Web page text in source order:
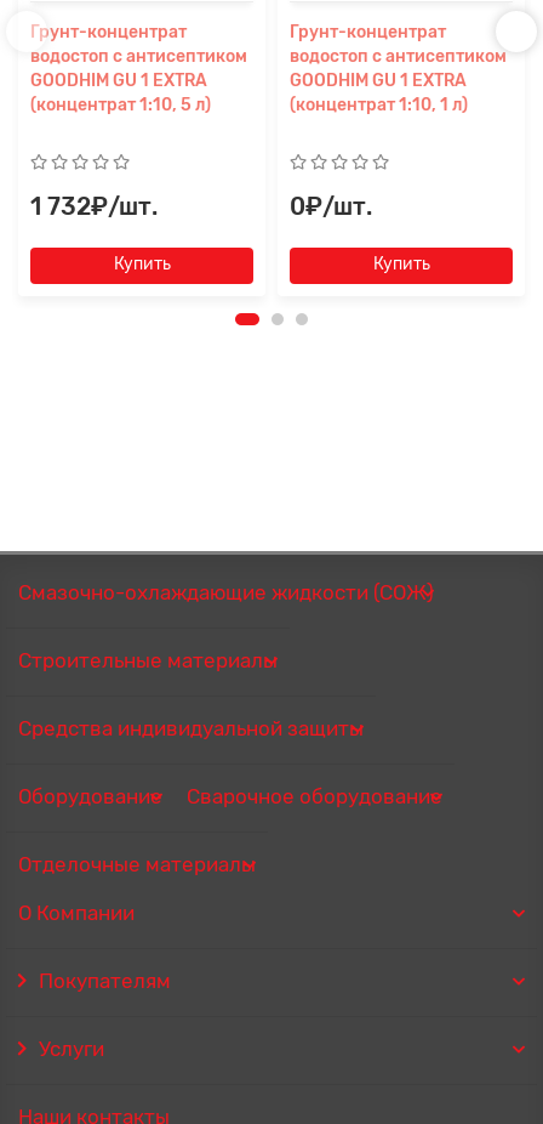
Грунт-концентрат
водостоп с антисептиком
GOODHIM GU 1 EXTRA
(концентрат 1:10, 5 л)
1 732₽/шт.
Купить
Грунт-концентрат
водостоп с антисептиком
GOODHIM GU 1 EXTRA
(концентрат 1:10, 1 л)
0₽/шт.
Купить
Смазочно-охлаждающие жидкости (СОЖ)
Строительные материалы
Средства индивидуальной защиты
Оборудование Сварочное оборудование
Отделочные материалы
О Компании
Покупателям
Услуги
Наши контакты